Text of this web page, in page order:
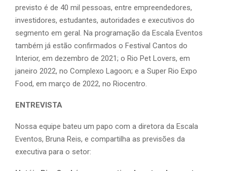
previsto é de 40 mil pessoas, entre empreendedores,
investidores, estudantes, autoridades e executivos do
segmento em geral. Na programação da Escala Eventos
também já estão confirmados o Festival Cantos do
Interior, em dezembro de 2021; o Rio Pet Lovers, em
janeiro 2022, no Complexo Lagoon; e a Super Rio Expo
Food, em março de 2022, no Riocentro.
ENTREVISTA
Nossa equipe bateu um papo com a diretora da Escala
Eventos, Bruna Reis, e compartilha as previsões da
executiva para o setor: